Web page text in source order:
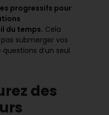
progressifs pour
du temps. Cela
submerger vos
d’un seul
des